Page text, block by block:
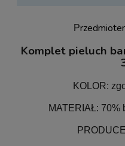
P
Komplet pieluch
KOLOR:
MATERIAŁ: 70%